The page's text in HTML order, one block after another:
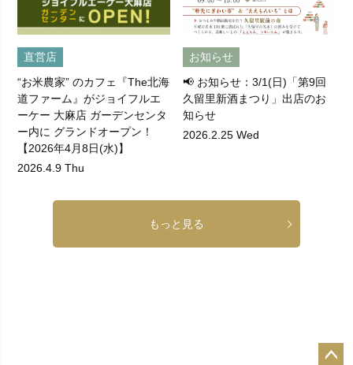
直営店
“お米農家” のカフェ『The北海
道ファーム』がジョイフルエ
ーケー 大麻店 ガーデンセンタ
ー内に グランドオープン！
【2026年4月8日(水)】
2026.4.9 Thu
お知らせ
📢 お知らせ：3/1(日)「第9回
久留里新酒まつり」出店のお
知らせ
2026.2.25 Wed
もっと見る